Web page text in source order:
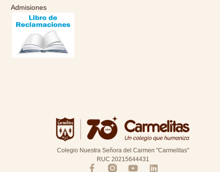
Colegio Nuestra Señora del Carmen "Carmelitas"
RUC 20215644431
Admisiones